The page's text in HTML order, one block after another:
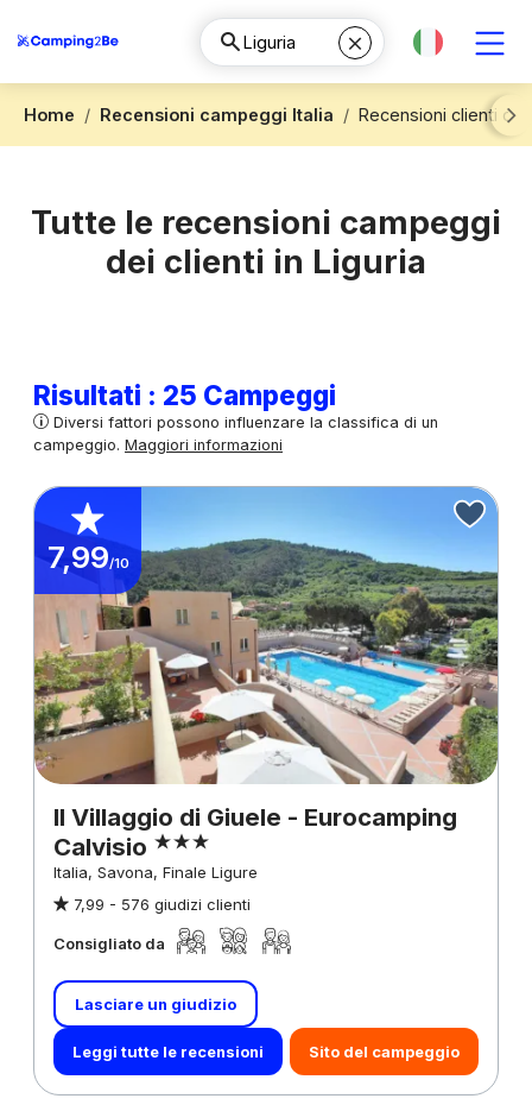
Home Recensioni campeggi Italia
Recensioni clienti
Next
Tutte le recensioni campeggi
dei clienti in Liguria
Risultati : 25 Campeggi
Diversi fattori possono influenzare la classifica di un
campeggio. Maggiori informazioni
7,99/10
Il Villaggio di Giuele - Eurocamping
Calvisio
Italia, Savona, Finale Ligure
7,99 - 576 giudizi clienti
Consigliato da
Lasciare un giudizio
Leggi tutte le recensioni Sito del campeggio